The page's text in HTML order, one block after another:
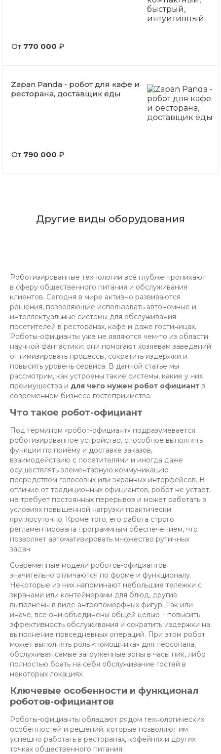
От 770 000 ₽
Zapan Panda - робот для кафе и
ресторана, доставщик еды
От 790 000 ₽
Другие виды оборудования
Роботизированные технологии всё глубже проникают
в сферу общественного питания и обслуживания
клиентов. Сегодня в мире активно развиваются
решения, позволяющие использовать автономные и
интеллектуальные системы для обслуживания
посетителей в ресторанах, кафе и даже гостиницах.
Роботы-официанты уже не являются чем-то из области
научной фантастики: они помогают хозяевам заведений
оптимизировать процессы, сократить издержки и
повысить уровень сервиса. В данной статье мы
рассмотрим, как устроены такие системы, какие у них
преимущества и для чего нужен робот официант в
современном бизнесе гостеприимства.
Что такое робот-официант
Под термином «робот-официант» подразумевается
роботизированное устройство, способное выполнять
функции по приёму и доставке заказов,
взаимодействию с посетителями и иногда даже
осуществлять элементарную коммуникацию
посредством голосовых или экранных интерфейсов. В
отличие от традиционных официантов, робот не устаёт,
не требует постоянных перерывов и может работать в
условиях повышенной нагрузки практически
круглосуточно. Кроме того, его работа строго
регламентирована программным обеспечением, что
позволяет автоматизировать множество рутинных
задач.
Современные модели роботов-официантов
значительно отличаются по форме и функционалу.
Некоторые из них напоминают небольшие тележки с
экранами или контейнерами для блюд, другие
выполнены в виде антропоморфных фигур. Так или
иначе, все они объединены общей целью – повысить
эффективность обслуживания и сократить издержки на
выполнение повседневных операций. При этом робот
может выполнять роль «помощника» для персонала,
обслуживая самые загруженные зоны в часы пик, либо
полностью брать на себя обслуживание гостей в
некоторых локациях.
Ключевые особенности и функционал
роботов-официантов
Роботы-официанты обладают рядом технологических
особенностей и решений, которые позволяют им
успешно работать в ресторанах, кофейнях и других
точках общественного питания: